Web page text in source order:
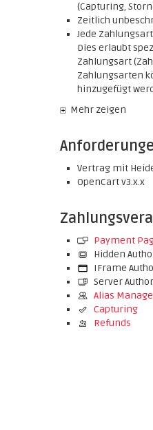
(Capturing,
Zeitlich
Jede
Dies erlaubt
Zahlungsart
Zahlungsarten
hinzugefügt
Mehr zeigen
Vertrag mit
OpenCart v3.x.x
Payment
Hidden
IFrame
Server
Alias
Capturing
Refunds